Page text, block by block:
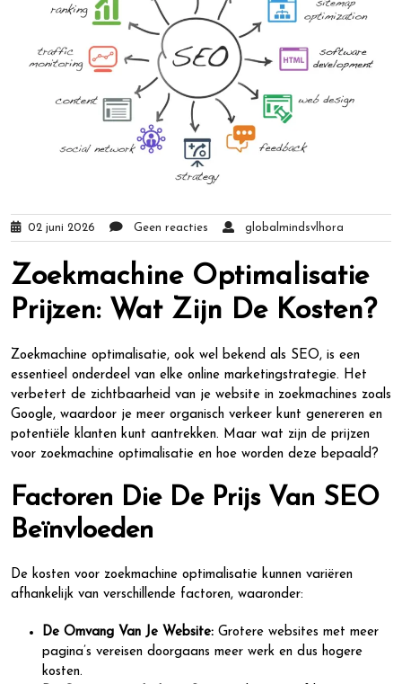
02 juni 2026 Geen reacties globalmindsvlhora
Zoekmachine Optimalisatie
Prijzen: Wat Zijn De Kosten?
Zoekmachine optimalisatie, ook wel bekend als SEO, is een
essentieel onderdeel van elke online marketingstrategie. Het
verbetert de zichtbaarheid van je website in zoekmachines zoals
Google, waardoor je meer organisch verkeer kunt genereren en
potentiële klanten kunt aantrekken. Maar wat zijn de prijzen
voor zoekmachine optimalisatie en hoe worden deze bepaald?
Factoren Die De Prijs Van SEO
Beïnvloeden
De kosten voor zoekmachine optimalisatie kunnen variëren
afhankelijk van verschillende factoren, waaronder:
De Omvang Van Je Website: Grotere websites met meer
pagina’s vereisen doorgaans meer werk en dus hogere
kosten.